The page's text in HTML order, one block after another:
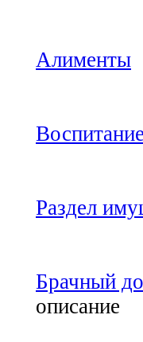
Алименты
Раздел
Брачный
описание